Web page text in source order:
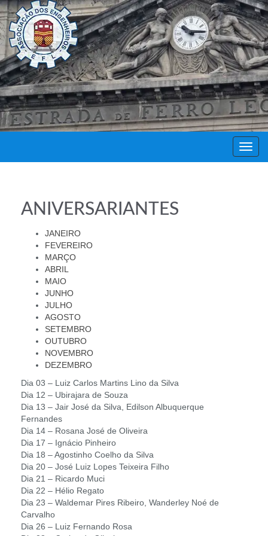
ANIVERSARIANTES
JANEIRO
FEVEREIRO
MARÇO
ABRIL
MAIO
JUNHO
JULHO
AGOSTO
SETEMBRO
OUTUBRO
NOVEMBRO
DEZEMBRO
Dia 03 – Luiz Carlos Martins Lino da Silva
Dia 12 – Ubirajara de Souza
Dia 13 – Jair José da Silva, Edilson Albuquerque
Fernandes
Dia 14 – Rosana José de Oliveira
Dia 17 – Ignácio Pinheiro
Dia 18 – Agostinho Coelho da Silva
Dia 20 – José Luiz Lopes Teixeira Filho
Dia 21 – Ricardo Muci
Dia 22 – Hélio Regato
Dia 23 – Waldemar Pires Ribeiro, Wanderley Noé de
Carvalho
Dia 26 – Luiz Fernando Rosa